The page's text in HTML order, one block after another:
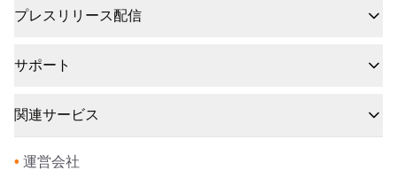
プレスリリース配信
サポート
関連サービス
• 運営会社